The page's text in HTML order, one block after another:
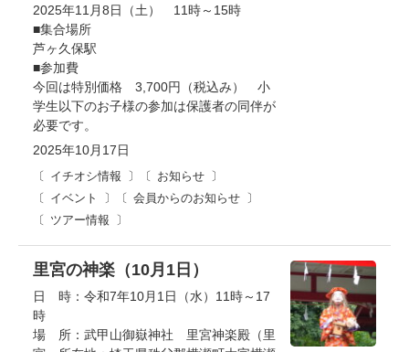
2025年10月17日
イチオシ情報
お知らせ
イベント
会員からのお知らせ
ツアー情報
2025年11月8日（土） 11時～15時
■集合場所
芦ヶ久保駅
■参加費
今回は特別価格 3,700円（税込み） 小
学生以下のお子様の参加は保護者の同伴が
必要です。
里宮の神楽（10月1日）
日 時：令和7年10月1日（水）11時～17
時
場 所：武甲山御嶽神社 里宮神楽殿（里